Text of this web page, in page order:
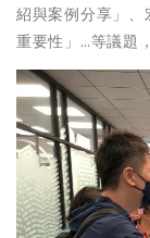
紹與案例分享」
重要性」…等議題